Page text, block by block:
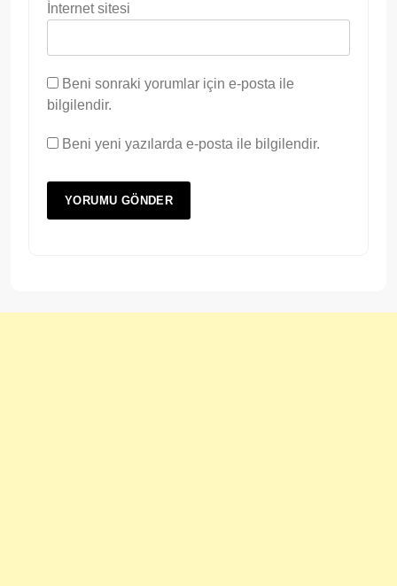
İnternet sitesi
Beni sonraki yorumlar için e-posta ile
bilgilendir.
Beni yeni yazılarda e-posta ile bilgilendir.